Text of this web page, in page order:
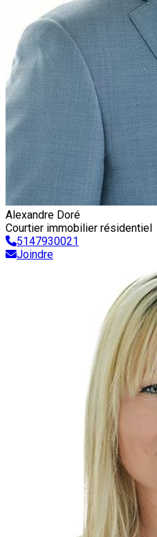
Alexandre Doré
Courtier immobilier résidentiel
5147930021
Joindre